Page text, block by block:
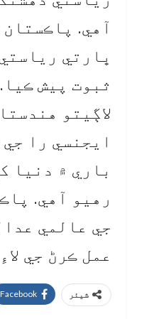
آهي.
ڀارتي
ثبوت پيش
لاڳيتو
ايجنسي را
باري ۾ دنيا
رهيو آهي.
جي عالمي
عمل ڪرڻ جي
شیئر Facebook